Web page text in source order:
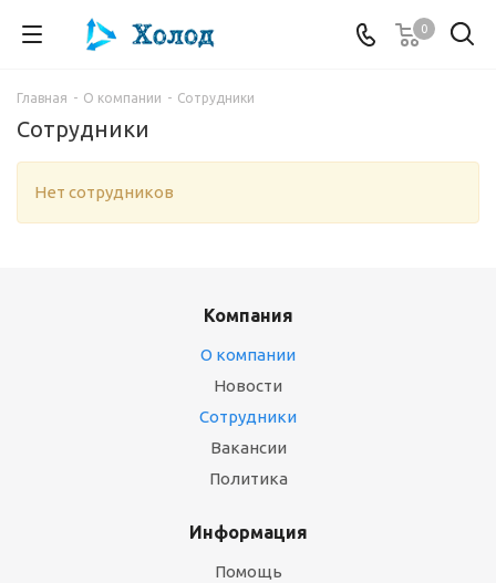
0
Главная - О компании - Сотрудники
Сотрудники
Нет сотрудников
Компания
О компании
Новости
Сотрудники
Вакансии
Политика
Информация
Помощь